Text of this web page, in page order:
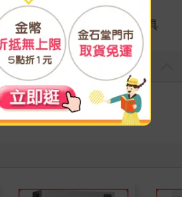
＞ DIY玩具 ＞ 其他DIY玩具
寫評價